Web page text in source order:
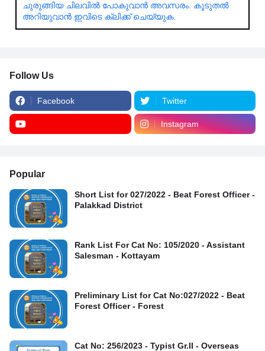
ചുരുങ്ങിയ ചിലവിൽ പോകുവാൻ അവസരം. കൂടുതൽ
അറിയുവാൻ ഇവിടെ ക്ലിക്ക് ചെയ്യുക.
Follow Us
Facebook Twitter
Instagram
Popular
Short List for 027/2022 - Beat Forest Officer -
Palakkad District
Rank List For Cat No: 105/2020 - Assistant
Salesman - Kottayam
Preliminary List for Cat No:027/2022 - Beat
Forest Officer - Forest
Cat No: 256/2023 - Typist Gr.II - Overseas